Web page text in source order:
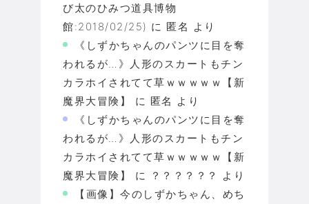
び太のひみつ道具博物
館:2018/02/25) に 匿名 より
《しずかちゃんのパンツに目を奪
われるが…》人形のスカートもチン
カラホイされてて草ｗｗｗｗｗ【新
魔界大冒険】
に 匿名 より
《しずかちゃんのパンツに目を奪
われるが…》人形のスカートもチン
カラホイされてて草ｗｗｗｗｗ【新
魔界大冒険】
に ？？？？？？
より
【画像】今のしずかちゃん、めち